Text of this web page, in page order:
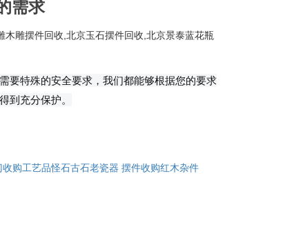
需求
雕摆件回收,北京玉石摆件回收,北京景泰蓝花瓶
要特殊的安全要求，我们都能够根据您的要求
到充分保护。
收购工艺品怪石古石老瓷器 摆件收购红木杂件